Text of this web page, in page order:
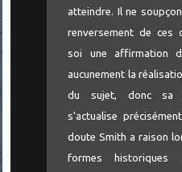
atteindre. Il ne
renversement de ces
soi une affirmation
aucunement la
du sujet, donc sa
s'actualise
doute Smith a raison
formes historiques